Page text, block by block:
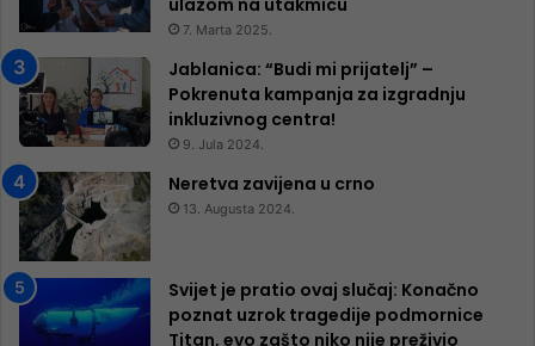
ulazom na utakmicu
7. Marta 2025.
Jablanica: “Budi mi prijatelj” –
Pokrenuta kampanja za izgradnju
inkluzivnog centra!
9. Jula 2024.
Neretva zavijena u crno
13. Augusta 2024.
Svijet je pratio ovaj slučaj: Konačno
poznat uzrok tragedije podmornice
Titan, evo zašto niko nije preživio